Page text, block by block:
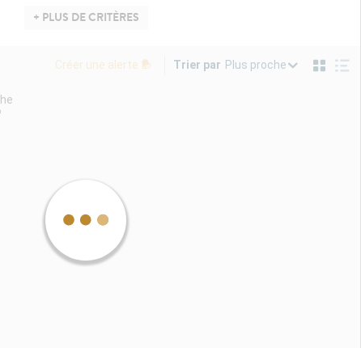
+ PLUS DE CRITÈRES
Créer une alerte Trier par Plus proche